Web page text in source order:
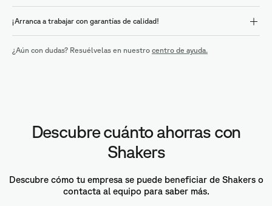
¡Arranca a trabajar con garantías de calidad!
¿Aún con dudas? Resuélvelas en nuestro centro de ayuda.
Descubre cuánto ahorras con
Shakers
Descubre cómo tu empresa se puede beneficiar de Shakers o
contacta al equipo para saber más.